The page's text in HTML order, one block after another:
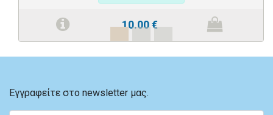
10.00€
Εγγραφείτε στο newsletter μας.